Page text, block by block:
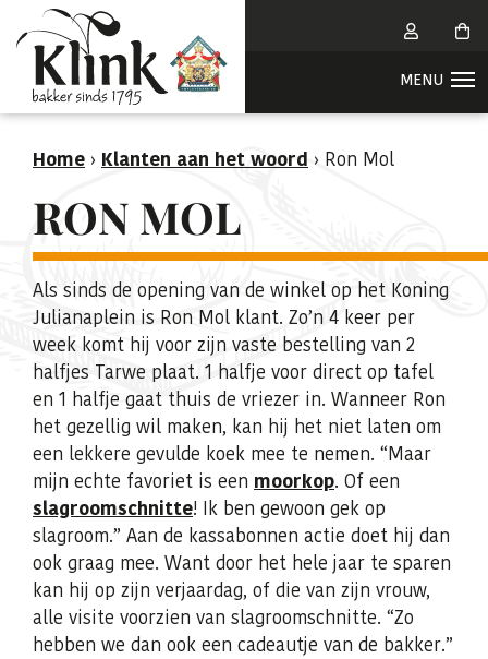
Home › Klanten aan het woord › Ron Mol
RON MOL
Als sinds de opening van de winkel op het Koning
Julianaplein is Ron Mol klant. Zo’n 4 keer per
week komt hij voor zijn vaste bestelling van 2
halfjes Tarwe plaat. 1 halfje voor direct op tafel
en 1 halfje gaat thuis de vriezer in. Wanneer Ron
het gezellig wil maken, kan hij het niet laten om
een lekkere gevulde koek mee te nemen. “Maar
mijn echte favoriet is een moorkop. Of een
slagroomschnitte! Ik ben gewoon gek op
slagroom.” Aan de kassabonnen actie doet hij dan
ook graag mee. Want door het hele jaar te sparen
kan hij op zijn verjaardag, of die van zijn vrouw,
alle visite voorzien van slagroomschnitte. “Zo
hebben we dan ook een cadeautje van de bakker.”